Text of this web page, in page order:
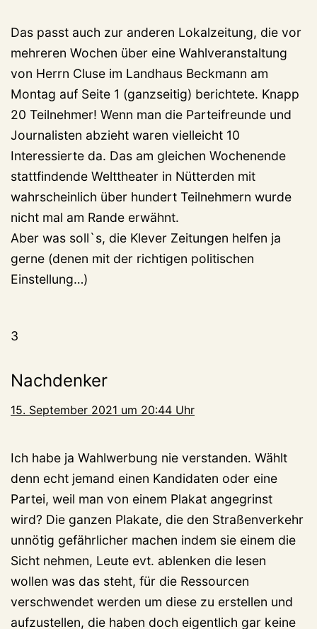
Das passt auch zur anderen Lokalzeitung, die vor
mehreren Wochen über eine Wahlveranstaltung
von Herrn Cluse im Landhaus Beckmann am
Montag auf Seite 1 (ganzseitig) berichtete. Knapp
20 Teilnehmer! Wenn man die Parteifreunde und
Journalisten abzieht waren vielleicht 10
Interessierte da. Das am gleichen Wochenende
stattfindende Welttheater in Nütterden mit
wahrscheinlich über hundert Teilnehmern wurde
nicht mal am Rande erwähnt.
Aber was soll`s, die Klever Zeitungen helfen ja
gerne (denen mit der richtigen politischen
Einstellung…)
3
Nachdenker
15. September 2021 um 20:44 Uhr
Ich habe ja Wahlwerbung nie verstanden. Wählt
denn echt jemand einen Kandidaten oder eine
Partei, weil man von einem Plakat angegrinst
wird? Die ganzen Plakate, die den Straßenverkehr
unnötig gefährlicher machen indem sie einem die
Sicht nehmen, Leute evt. ablenken die lesen
wollen was das steht, für die Ressourcen
verschwendet werden um diese zu erstellen und
aufzustellen, die haben doch eigentlich gar keine